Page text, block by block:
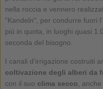
nella roccia e vennero
"Kandeln", per condurre fuori
più in quota, in luoghi quasi
seconda del bisogno.
I canali d'irrigazione costruiti
coltivazione degli alberi da
con il suo clima secco ,